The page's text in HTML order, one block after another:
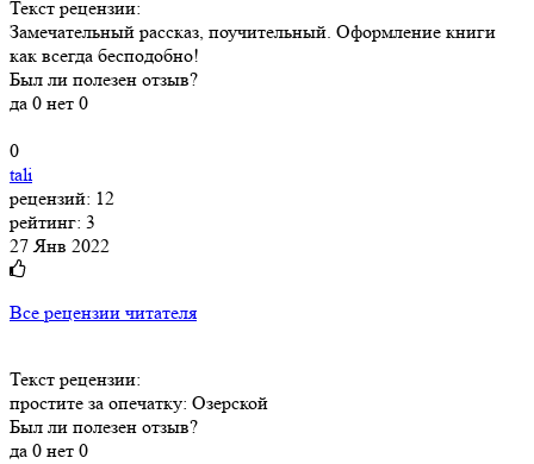
Текст рецензии:
Замечательный рассказ, поучительный. Оформление книги
как всегда бесподобно!
Был ли полезен отзыв?
да 0 нет 0
0
tali
рецензий: 12
рейтинг: 3
27 Янв 2022
Все рецензии читателя
Текст рецензии:
простите за опечатку: Озерской
Был ли полезен отзыв?
да 0 нет 0